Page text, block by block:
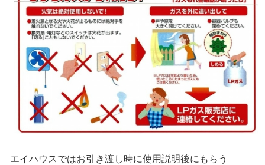
エイハウスではお引き渡し時に使用説明後にもらう